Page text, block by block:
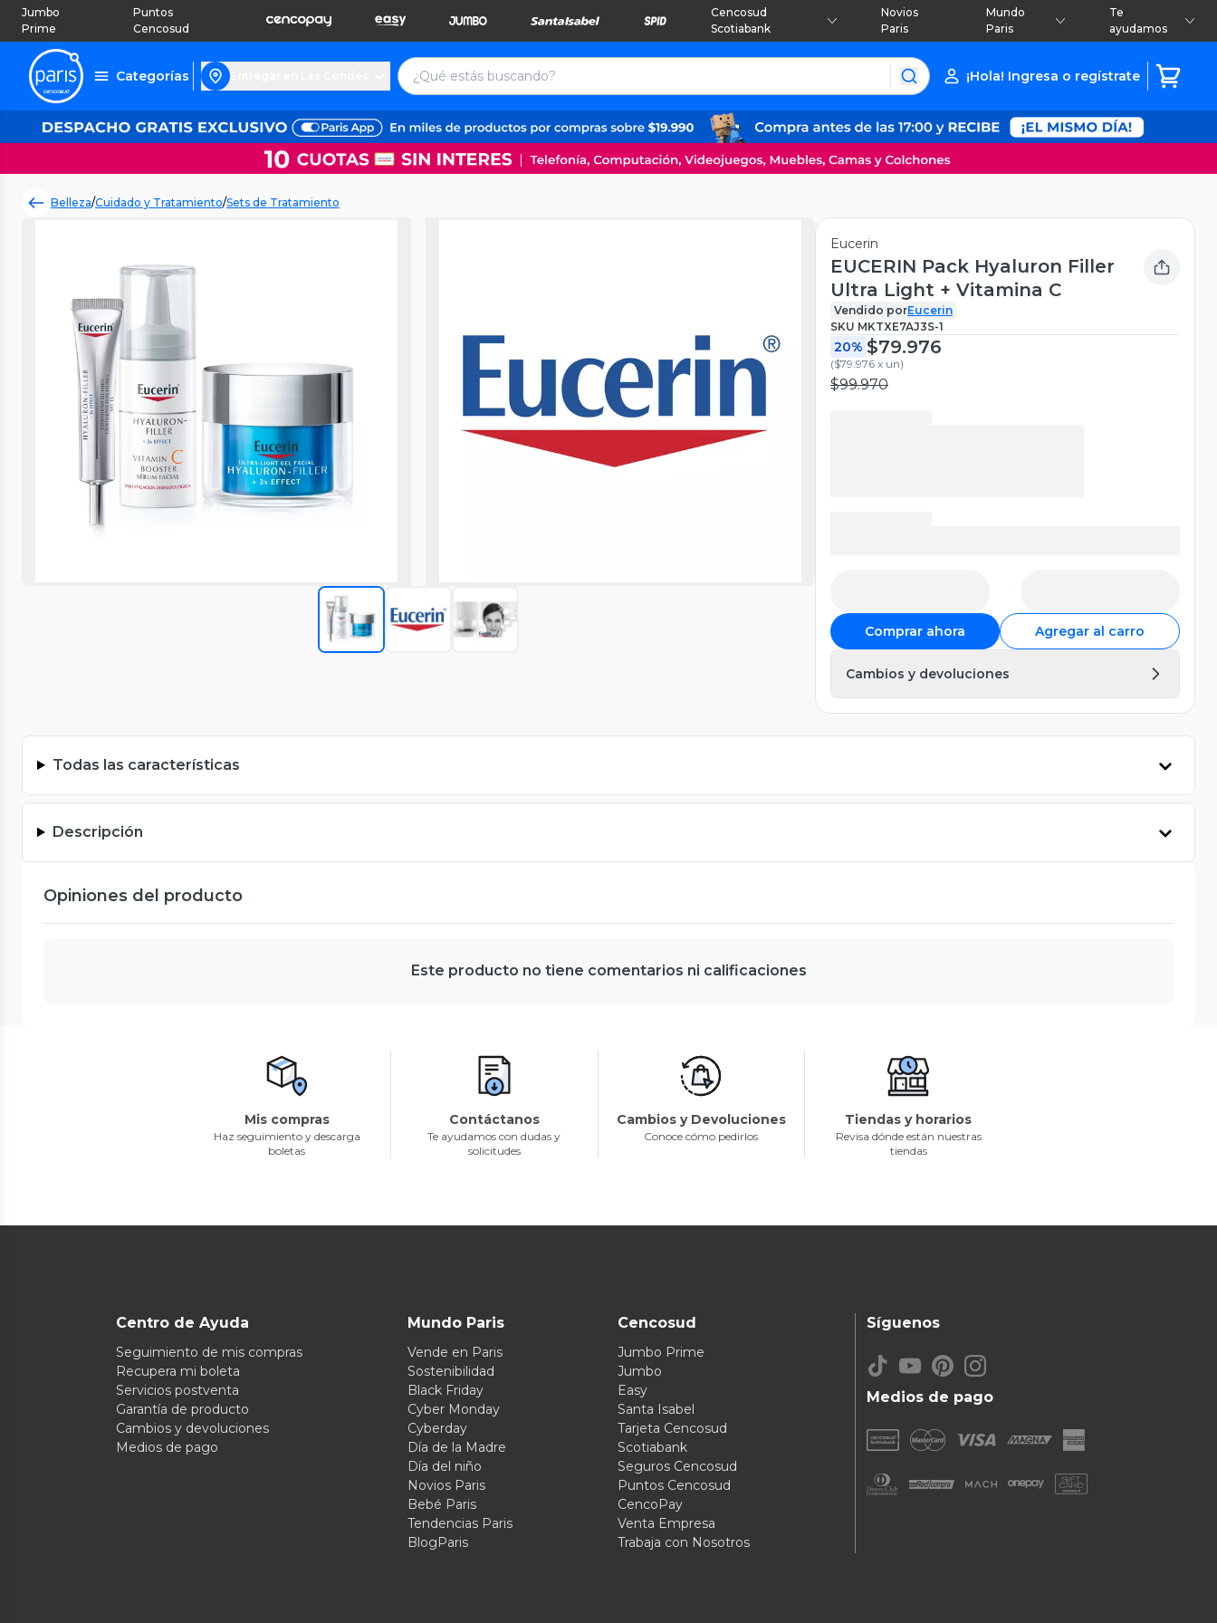
Jumbo
Prime
Puntos
Cencosud
Cencosud
Scotiabank
Novios
Paris
Mundo
Paris
Te
ayudamos
Categorías ¡Hola! Ingresa o regístrate
Belleza/Cuidado y Tratamiento/Sets de Tratamiento
Eucerin
EUCERIN Pack Hyaluron Filler
Ultra Light + Vitamina C
Vendido porEucerin
SKU MKTXE7AJ3S-1
20% $79.976
($79.976 x un)
$99.970
Comprar ahora Agregar al carro
Cambios y devoluciones
Todas las características
Descripción
Opiniones del producto
Este producto no tiene comentarios ni calificaciones
Mis compras
Haz seguimiento y descarga
boletas
Contáctanos
Te ayudamos con dudas y
solicitudes
Cambios y Devoluciones
Conoce cómo pedirlos
Tiendas y horarios
Revisa dónde están nuestras
tiendas
Centro de Ayuda
Seguimiento de mis compras
Recupera mi boleta
Servicios postventa
Garantía de producto
Cambios y devoluciones
Medios de pago
Mundo Paris
Vende en Paris
Sostenibilidad
Black Friday
Cyber Monday
Cyberday
Día de la Madre
Día del niño
Novios Paris
Bebé Paris
Tendencias Paris
BlogParis
Cencosud
Jumbo Prime
Jumbo
Easy
Santa Isabel
Tarjeta Cencosud
Scotiabank
Seguros Cencosud
Puntos Cencosud
CencoPay
Venta Empresa
Trabaja con Nosotros
Medios de pago
Síguenos